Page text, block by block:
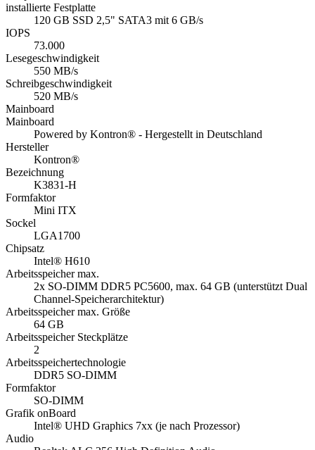
installierte Festplatte
120 GB SSD 2,5" SATA3 mit 6 GB/s
IOPS
73.000
Lesegeschwindigkeit
550 MB/s
Schreibgeschwindigkeit
520 MB/s
Mainboard
Mainboard
Powered by Kontron® - Hergestellt in Deutschland
Hersteller
Kontron®
Bezeichnung
K3831-H
Formfaktor
Mini ITX
Sockel
LGA1700
Chipsatz
Intel® H610
Arbeitsspeicher max.
2x SO-DIMM DDR5 PC5600, max. 64 GB (unterstützt Dual
Channel-Speicherarchitektur)
Arbeitsspeicher max. Größe
64 GB
Arbeitsspeicher Steckplätze
2
Arbeitsspeichertechnologie
DDR5 SO-DIMM
Formfaktor
SO-DIMM
Grafik onBoard
Intel® UHD Graphics 7xx (je nach Prozessor)
Audio